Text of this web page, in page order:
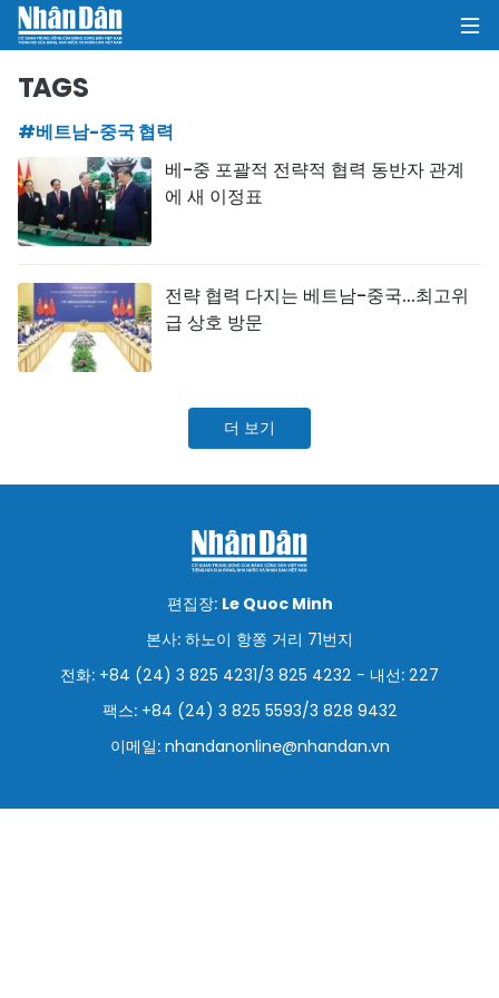
정치
비즈니스
환경
스포츠
과학기술
여행
세계
사진
TAGS
#베트남-중국 협력
베-중 포괄적 전략적 협력 동반자 관계
에 새 이정표
전략 협력 다지는 베트남-중국...최고위
급 상호 방문
더 보기
편집장: Le Quoc Minh
본사: 하노이 항쫑 거리 71번지
전화: +84 (24) 3 825 4231/3 825 4232 - 내선: 227
팩스: +84 (24) 3 825 5593/3 828 9432
이메일: nhandanonline@nhandan.vn